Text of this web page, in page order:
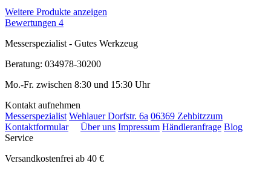
Weitere Produkte anzeigen
Bewertungen 4
Messerspezialist - Gutes Werkzeug
Beratung: 034978-30200
Mo.-Fr. zwischen 8:30 und 15:30 Uhr
Kontakt aufnehmen
Messerspezialist Wehlauer Dorfstr. 6a 06369 Zehbitzzum
Kontaktformular
Über uns Impressum Händleranfrage Blog
Service
Versandkostenfrei ab 40 €